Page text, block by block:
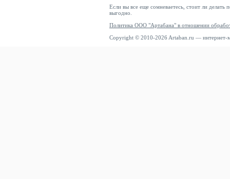
Если вы все еще сомневаетесь, стоит ли делать
выгодно.
Политика ООО "Артабана" в отношении
Copyright © 2010-2026 Artaban.ru — интернет-